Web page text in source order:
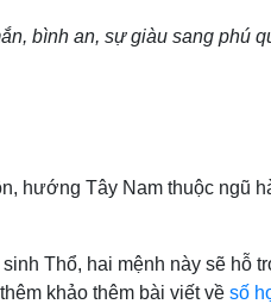
bình an, sự giàu sang phú
hướng Tây Nam thuộc ngũ
Thổ, hai mệnh này sẽ hỗ
khảo thêm bài viết về số